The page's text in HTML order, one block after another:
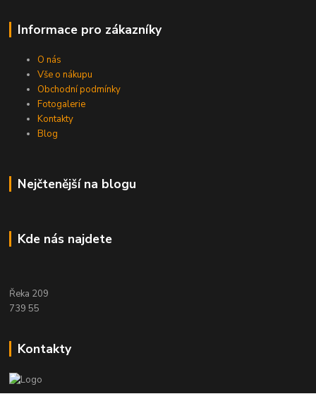
Informace pro zákazníky
O nás
Vše o nákupu
Obchodní podmínky
Fotogalerie
Kontakty
Blog
Nejčtenější na blogu
Kde nás najdete
Řeka 209
739 55
Kontakty